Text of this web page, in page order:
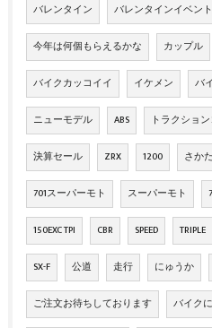
バレンタイン バレンタインイベント
今年は何個もらえるかな カップル
バイクカッコイイ イケメン バ
ニューモデル ABS トラクショ
決算セール ZRX 1200 さか
701スーパーモト スーパーモト
150EXC TPI CBR SPEED TRIPLE
SX-F 公道 走行 にゅうか
ご注文お待ちしております バイク